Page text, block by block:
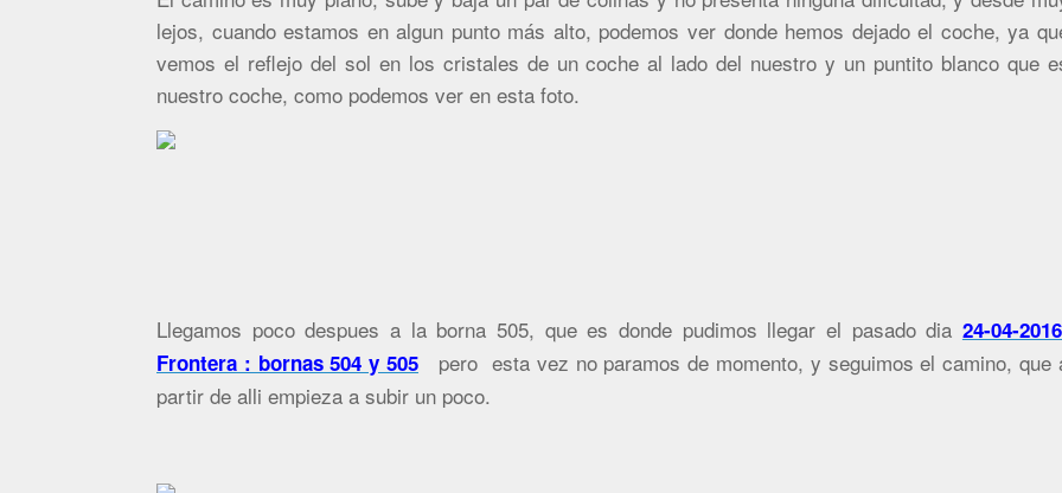
lejos, cuando estamos en algun punto más alto, podemos ver donde hemos dejado el coche, ya
vemos el reflejo del sol en los cristales de un coche al lado del nuestro y un puntito blanco que
nuestro coche, como podemos ver en esta foto.
Llegamos poco despues a la borna 505, que es donde pudimos llegar el pasado dia 24-04-
Frontera : bornas 504 y 505
pero esta vez no paramos de momento, y seguimos el camino, que
partir de alli empieza a subir un poco.